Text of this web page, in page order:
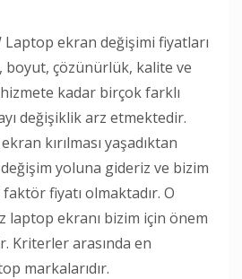
Laptop ekran değişimi fiyatları
boyut, çözünürlük, kalite ve
kadar birçok farklı
değişiklik arz etmektedir.
kırılması yaşadıktan
yoluna gideriz ve bizim
fiyatı olmaktadır. O
laptop ekranı bizim için önem
Kriterler arasında en
markalarıdır.